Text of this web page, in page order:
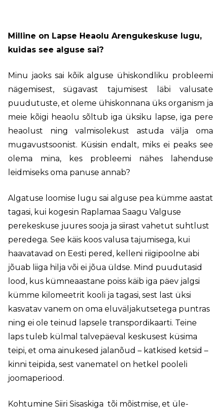
Milline on Lapse Heaolu Arengukeskuse lugu,
kuidas see alguse sai?
Minu jaoks sai kõik alguse ühiskondliku probleemi
nägemisest, sügavast tajumisest läbi valusate
puudutuste, et oleme ühiskonnana üks organism ja
meie kõigi heaolu sõltub iga üksiku lapse, iga pere
heaolust ning valmisolekust astuda välja oma
mugavustsoonist. Küsisin endalt, miks ei peaks see
olema mina, kes probleemi nähes lahenduse
leidmiseks oma panuse annab?
Algatuse loomise lugu sai alguse pea kümme aastat
tagasi, kui kogesin Raplamaa Saagu Valguse
perekeskuse juures sooja ja siirast vahetut suhtlust
peredega. See käis koos valusa tajumisega, kui
haavatavad on Eesti pered, kelleni riigipoolne abi
jõuab liiga hilja või ei jõua üldse. Mind puudutasid
lood, kus kümneaastane poiss käib iga päev jalgsi
kümme kilomeetrit kooli ja tagasi, sest last üksi
kasvatav vanem on oma eluväljakutsetega puntras
ning ei ole teinud lapsele transpordikaarti. Teine
laps tuleb külmal talvepäeval keskusest küsima
teipi, et oma ainukesed jalanõud – katkised ketsid –
kinni teipida, sest vanematel on hetkel pooleli
joomaperiood.
Kohtumine Siiri Sisaskiga tõi mõistmise, et üle-